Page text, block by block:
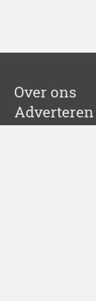
Over ons
Adverteren
Nieuws